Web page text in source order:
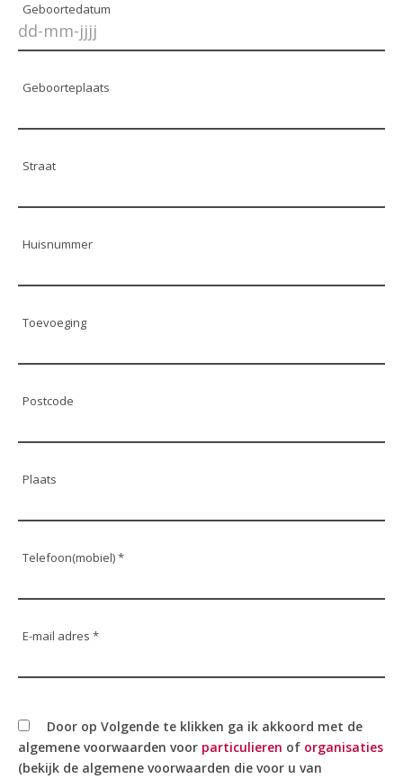
Geboortedatum
Geboorteplaats
Straat
Huisnummer
Toevoeging
Postcode
Plaats
Telefoon(mobiel) *
E-mail adres *
Door op Volgende te klikken ga ik akkoord met de
algemene voorwaarden voor particulieren of organisaties
(bekijk de algemene voorwaarden die voor u van